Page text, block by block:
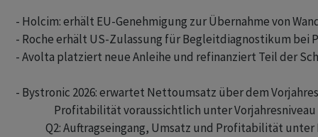
- Holcim: erhält EU-Genehmigung zur Übernahme von
- Roche erhält US-Zulassung für Begleitdiagnostikum bei
- Avolta platziert neue Anleihe und refinanziert Teil der
- Bystronic 2026: erwartet Nettoumsatz über dem
                  Profitabilität voraussichtlich unter Vorjahresniveau
Q2: Auftragseingang, Umsatz und Profitabilität